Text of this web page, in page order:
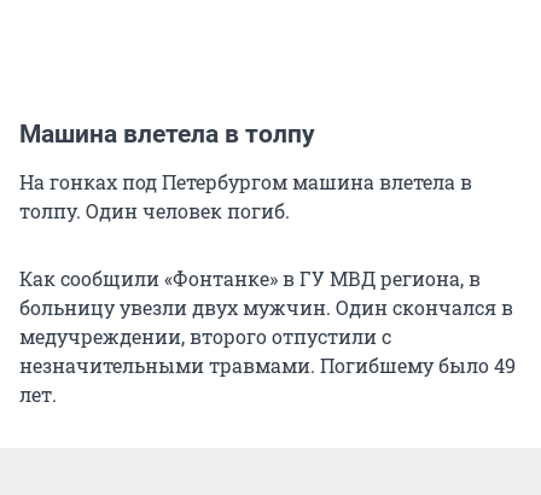
Машина влетела в толпу
На гонках под Петербургом машина влетела в
толпу. Один человек погиб.
Как сообщили «Фонтанке» в ГУ МВД региона, в
больницу увезли двух мужчин. Один скончался в
медучреждении, второго отпустили с
незначительными травмами. Погибшему было 49
лет.